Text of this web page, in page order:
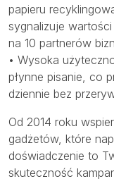
papieru
sygnalizuje
na 10 partnerów
• Wysoka
płynne pisanie, co
dziennie bez
Od 2014 roku
gadżetów, które
doświadczenie to
skuteczność